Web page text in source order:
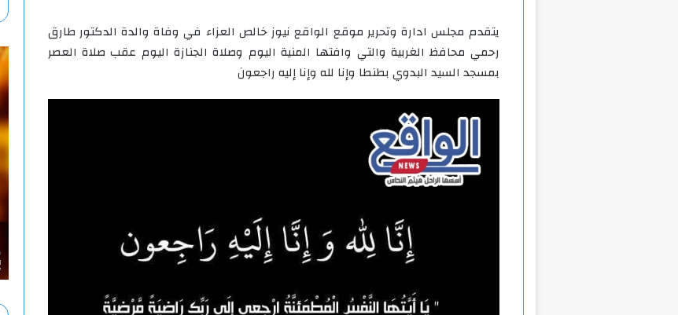
يتقدم مجلس ادارة وتحرير موقع الواقع نيوز خالص العزاء في وفاة والدة الدكتور طارق
رحمي محافظ الغربية والتي وافتها المنية اليوم وصلاة الجنازة اليوم عقب صلاة العصر
بمسجد السيد البدوي بطنطا وإنا لله وإنا إليه راجعون